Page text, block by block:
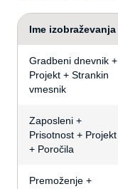
Ime izobraževanja
Gradbeni dnevnik +
Projekt + Strankin
vmesnik
Zaposleni +
Prisotnost + Projekt
+ Poročila
Premoženje +